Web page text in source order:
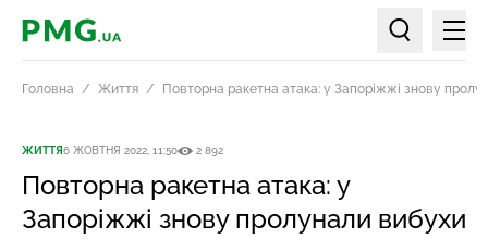
PMG.ua
Пошук по
Головна Життя Повторна ракетна атака: у Запоріжжі знову
ЖИТТЯ6 ЖОВТНЯ 2022, 11:50 2 892
Повторна ракетна атака: у
Запоріжжі знову пролунали вибухи